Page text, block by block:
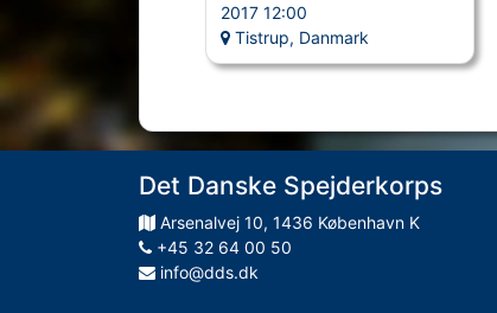
2017 12:00
Tistrup, Danmark
Det Danske Spejderkorps
Arsenalvej 10, 1436 København K
+45 32 64 00 50
info@dds.dk